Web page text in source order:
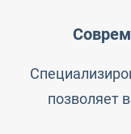
позволяет